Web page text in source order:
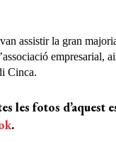
assistir la gran
empresarial,
Cinca.
les fotos d’aquest
.